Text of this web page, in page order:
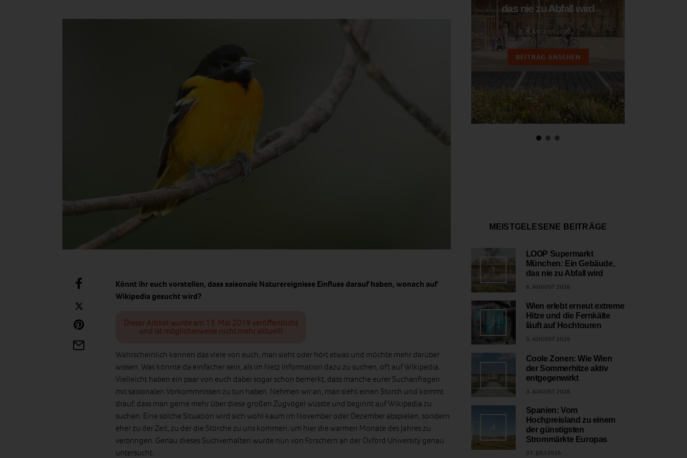
Könnt ihr euch vorstellen, dass saisonale Naturereignisse Einfluss darauf haben, wonach auf
Wikipedia gesucht wird?
Dieser Artikel wurde am 13. Mai 2019 veröffentlicht
und ist möglicherweise nicht mehr aktuell!
Wahrscheinlich kennen das viele von euch, man sieht oder hört etwas und möchte mehr darüber
wissen. Was könnte da einfacher sein, als im Netz Information dazu zu suchen, oft auf Wikipedia.
Vielleicht haben ein paar von euch dabei sogar schon bemerkt, dass manche eurer Suchanfragen
mit saisonalen Vorkommnissen zu tun haben. Nehmen wir an, man sieht einen Storch und kommt
drauf, dass man gerne mehr über diese großen Zugvögel wüsste und beginnt auf Wikipedia zu
suchen. Eine solche Situation wird sich wohl kaum im November oder Dezember abspielen, sondern
eher zu der Zeit, zu der die Störche zu uns kommen, um hier die warmen Monate des Jahres zu
verbringen. Genau dieses Suchverhalten wurde nun von Forschern an der Oxford University genau
untersucht.
das nie zu Abfall wird
6. AUGUST 2026
BEITRAG ANSEHEN
MEISTGELESENE BEITRÄGE
1
LOOP Supermarkt
München: Ein Gebäude,
das nie zu Abfall wird
6. AUGUST 2026
2
Wien erlebt erneut extreme
Hitze und die Fernkälte
läuft auf Hochtouren
5. AUGUST 2026
3
Coole Zonen: Wie Wien
der Sommerhitze aktiv
entgegenwirkt
3. AUGUST 2026
4
Spanien: Vom
Hochpreisland zu einem
der günstigsten
Strommärkte Europas
31. JULI 2026